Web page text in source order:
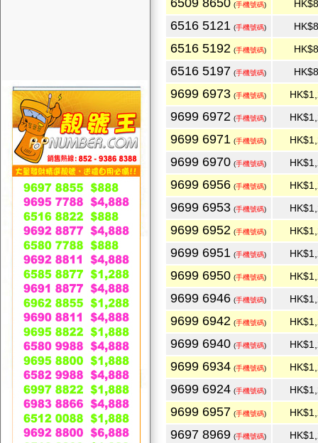
6509 8650 (手機號碼)
6516 5121 (手機號碼)
6516 5192 (手機號碼)
6516 5197 (手機號碼)
9699 6973 (手機號碼)
9699 6972 (手機號碼)
9699 6971 (手機號碼)
9699 6970 (手機號碼)
9699 6956 (手機號碼)
9699 6953 (手機號碼)
9699 6952 (手機號碼)
9699 6951 (手機號碼)
9699 6950 (手機號碼)
9699 6946 (手機號碼)
9699 6942 (手機號碼)
9699 6940 (手機號碼)
9699 6934 (手機號碼)
9699 6924 (手機號碼)
9699 6957 (手機號碼)
9697 8969 (手機號碼)